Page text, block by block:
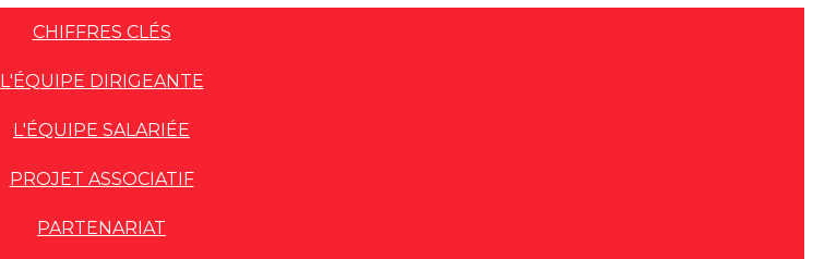
CHIFFRES CLÉS
L'ÉQUIPE DIRIGEANTE
L'ÉQUIPE SALARIÉE
PROJET ASSOCIATIF
PARTENARIAT